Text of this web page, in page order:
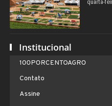
quarta-
Institucional
100PORCENTOAGRO
Contato
Assine